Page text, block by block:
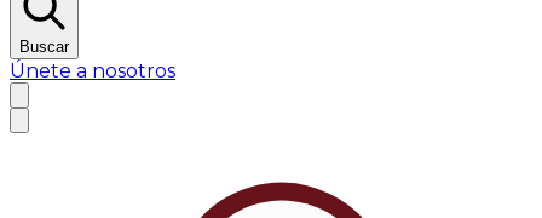
Buscar
Únete a nosotros